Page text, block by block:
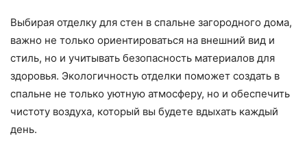
Выбирая отделку для стен в спальне загородного дома,
важно не только ориентироваться на внешний вид и
стиль, но и учитывать безопасность материалов для
здоровья. Экологичность отделки поможет создать в
спальне не только уютную атмосферу, но и обеспечить
чистоту воздуха, который вы будете вдыхать каждый
день.